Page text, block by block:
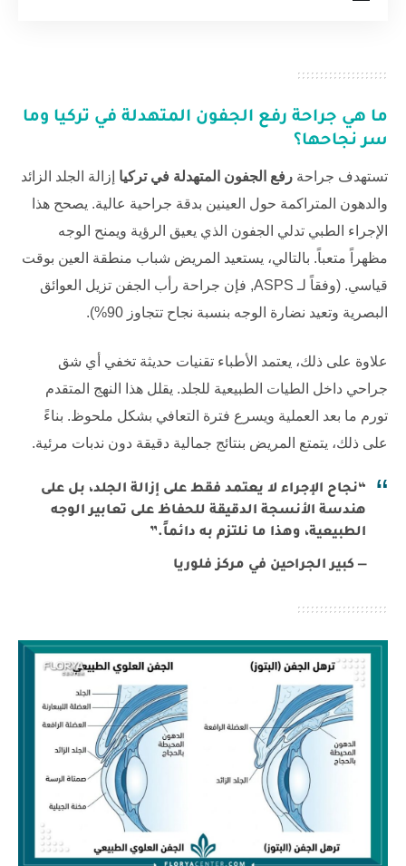
ما هي جراحة رفع الجفون المتهدلة في تركيا وما
سر نجاحها؟
تستهدف جراحة رفع الجفون المتهدلة في تركيا إزالة الجلد الزائد
والدهون المتراكمة حول العينين بدقة جراحية عالية. يصحح هذا
الإجراء الطبي تدلي الجفون الذي يعيق الرؤية ويمنح الوجه
مظهراً متعباً. بالتالي، يستعيد المريض شباب منطقة العين بوقت
قياسي. (وفقاً لـ ASPS, فإن جراحة رأب الجفن تزيل العوائق
البصرية وتعيد نضارة الوجه بنسبة نجاح تتجاوز 90%).
علاوة على ذلك، يعتمد الأطباء تقنيات حديثة تخفي أي شق
جراحي داخل الطيات الطبيعية للجلد. يقلل هذا النهج المتقدم
تورم ما بعد العملية ويسرع فترة التعافي بشكل ملحوظ. بناءً
على ذلك، يتمتع المريض بنتائج جمالية دقيقة دون ندبات مرئية.
“نجاح الإجراء لا يعتمد فقط على إزالة الجلد، بل على
هندسة الأنسجة الدقيقة للحفاظ على تعابير الوجه
الطبيعية، وهذا ما نلتزم به دائماً.”
— كبير الجراحين في مركز فلوريا